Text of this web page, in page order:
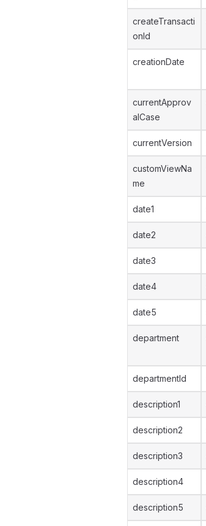
createTransacti
onId
creationDate
currentApprov
alCase
currentVersion
customViewNa
me
date1
date2
date3
date4
date5
department
departmentId
description1
description2
description3
description4
description5